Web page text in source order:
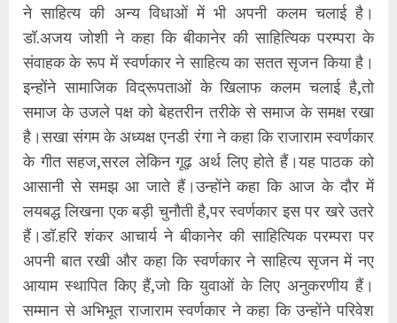
ने साहित्य की अन्य विधाओं में भी अपनी कलम चलाई है।
डॉ.अजय जोशी ने कहा कि बीकानेर की साहित्यिक परम्परा के
संवाहक के रूप में स्वर्णकार ने साहित्य का सतत सृजन किया है।
इन्होंने सामाजिक विद्रूपताओं के खिलाफ कलम चलाई है,तो
समाज के उजले पक्ष को बेहतरीन तरीके से समाज के समक्ष रखा
है।सखा संगम के अध्यक्ष एनडी रंगा ने कहा कि राजाराम स्वर्णकार
के गीत सहज,सरल लेकिन गूढ़ अर्थ लिए होते हैं।यह पाठक को
आसानी से समझ आ जाते हैं।उन्होंने कहा कि आज के दौर में
लयबद्ध लिखना एक बड़ी चुनौती है,पर स्वर्णकार इस पर खरे उतरे
हैं।डॉ.हरि शंकर आचार्य ने बीकानेर की साहित्यिक परम्परा पर
अपनी बात रखी और कहा कि स्वर्णकार ने साहित्य सृजन में नए
आयाम स्थापित किए हैं,जो कि युवाओं के लिए अनुकरणीय हैं।
सम्मान से अभिभूत राजाराम स्वर्णकार ने कहा कि उन्होंने परिवेश